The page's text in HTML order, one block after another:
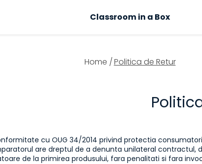
Classroom in a Box
Home /Politica de Retur
cu OUG 34/2014 privind protectia
are dreptul de a denunta unilateral contractul,
de la primirea produsului, fara penalitati si fara